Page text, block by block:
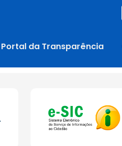
Portal da Transparência